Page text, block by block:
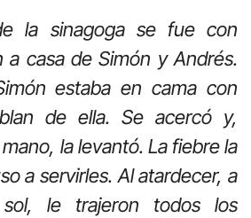
la sinagoga se fue con
a casa de Simón y Andrés.
estaba en cama con
de ella. Se acercó y,
la levantó. La fiebre la
a servirles. Al atardecer, a
le trajeron todos los